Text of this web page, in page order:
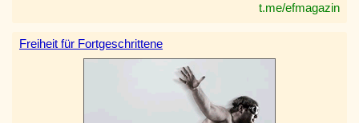
t.me/efmagazin
Freiheit für Fortgeschrittene